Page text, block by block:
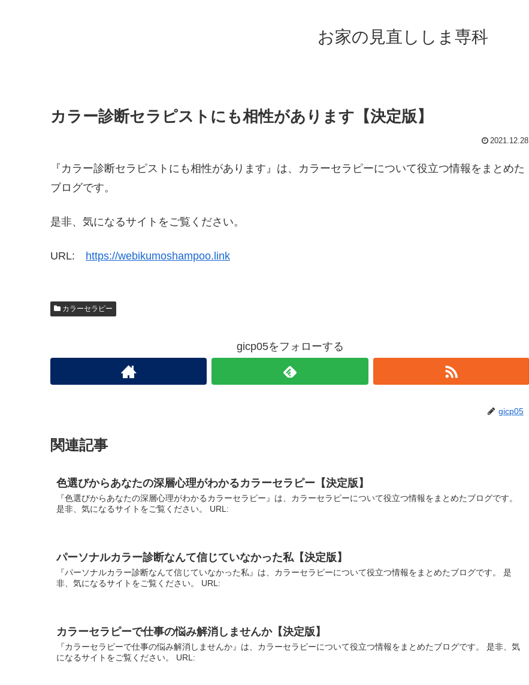
お家の見直ししま専科
カラー診断セラピストにも相性があります【決定版】
2021.12.28
『カラー診断セラピストにも相性があります』は、カラーセラピーについて役立つ情報をまとめた
ブログです。
是非、気になるサイトをご覧ください。
URL: https://webikumoshampoo.link
カラーセラピー
gicp05をフォローする
gicp05
関連記事
色選びからあなたの深層心理がわかるカラーセラピー【決定版】
『色選びからあなたの深層心理がわかるカラーセラピー』は、カラーセラピーについて役立つ情報をまとめたブログです。
是非、気になるサイトをご覧ください。 URL:
パーソナルカラー診断なんて信じていなかった私【決定版】
『パーソナルカラー診断なんて信じていなかった私』は、カラーセラピーについて役立つ情報をまとめたブログです。 是
非、気になるサイトをご覧ください。 URL:
カラーセラピーで仕事の悩み解消しませんか【決定版】
『カラーセラピーで仕事の悩み解消しませんか』は、カラーセラピーについて役立つ情報をまとめたブログです。 是非、気
になるサイトをご覧ください。 URL: